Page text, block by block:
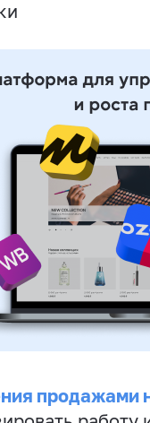
продажами